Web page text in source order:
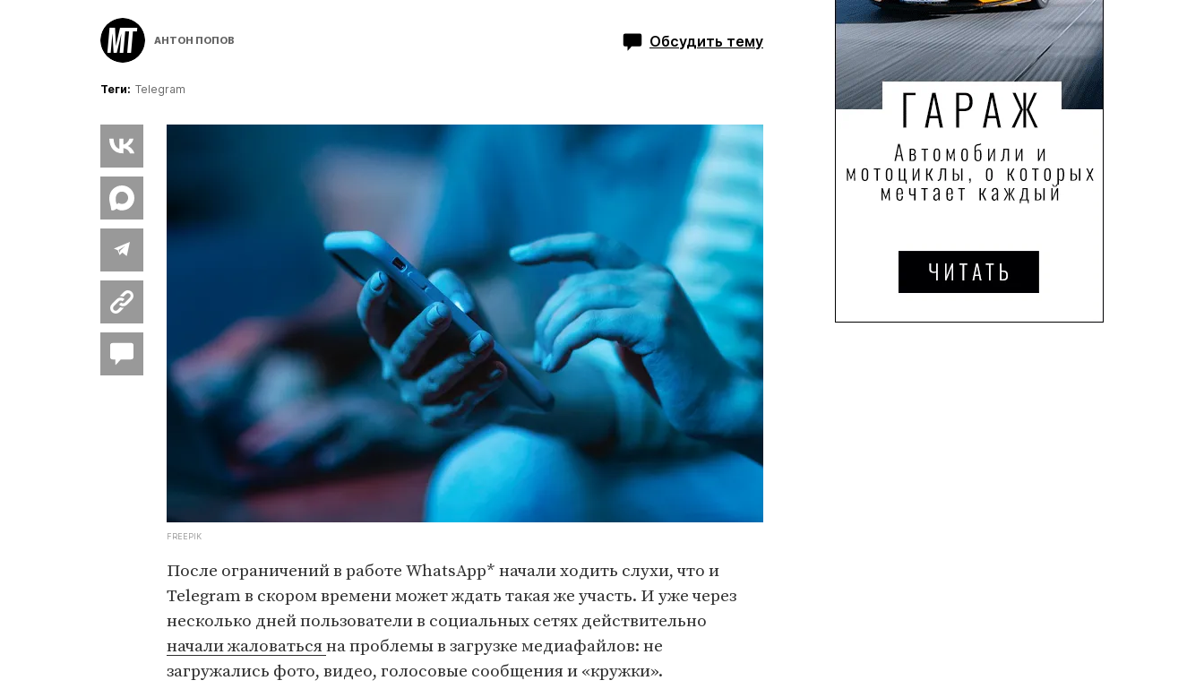
АНТОН ПОПОВ Обсудить тему
Теги: Telegram
FREEPIK
После ограничений в работе WhatsApp* начали ходить слухи, что и
Telegram в скором времени может ждать такая же участь. И уже через
несколько дней пользователи в социальных сетях действительно
начали жаловатьсяна проблемы в загрузке медиафайлов: не
загружались фото, видео, голосовые сообщения и «кружки».